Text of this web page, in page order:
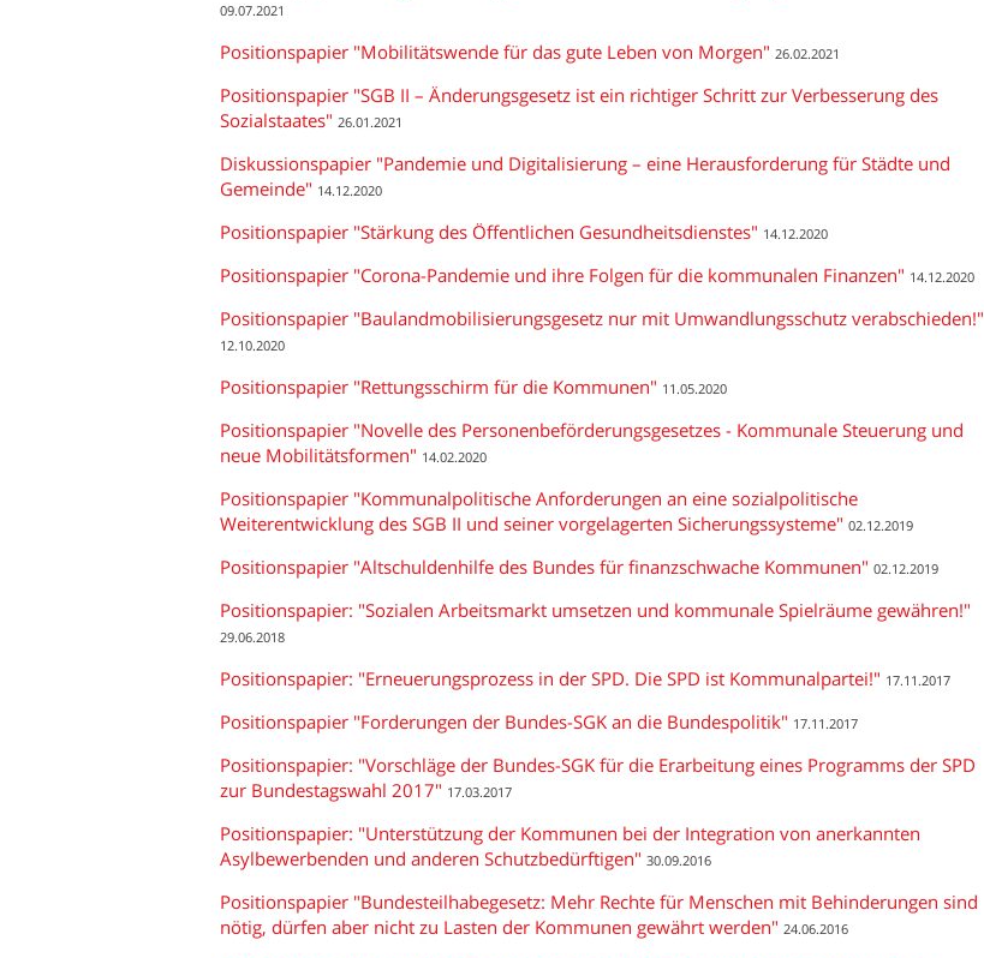
09.07.2021
Positionspapier "Mobilitätswende für das gute Leben von Morgen" 26.02.2021
Positionspapier "SGB II – Änderungsgesetz ist ein richtiger Schritt zur Verbesserung des
Sozialstaates" 26.01.2021
Diskussionspapier "Pandemie und Digitalisierung – eine Herausforderung für Städte und
Gemeinde" 14.12.2020
Positionspapier "Stärkung des Öffentlichen Gesundheitsdienstes" 14.12.2020
Positionspapier "Corona-Pandemie und ihre Folgen für die kommunalen Finanzen" 14.12.2020
Positionspapier "Baulandmobilisierungsgesetz nur mit Umwandlungsschutz verabschieden!"
12.10.2020
Positionspapier "Rettungsschirm für die Kommunen" 11.05.2020
Positionspapier "Novelle des Personenbeförderungsgesetzes - Kommunale Steuerung und
neue Mobilitätsformen" 14.02.2020
Positionspapier "Kommunalpolitische Anforderungen an eine sozialpolitische
Weiterentwicklung des SGB II und seiner vorgelagerten Sicherungssysteme" 02.12.2019
Positionspapier "Altschuldenhilfe des Bundes für finanzschwache Kommunen" 02.12.2019
Positionspapier: "Sozialen Arbeitsmarkt umsetzen und kommunale Spielräume gewähren!"
29.06.2018
Positionspapier: "Erneuerungsprozess in der SPD. Die SPD ist Kommunalpartei!" 17.11.2017
Positionspapier "Forderungen der Bundes-SGK an die Bundespolitik" 17.11.2017
Positionspapier: "Vorschläge der Bundes-SGK für die Erarbeitung eines Programms der SPD
zur Bundestagswahl 2017" 17.03.2017
Positionspapier: "Unterstützung der Kommunen bei der Integration von anerkannten
Asylbewerbenden und anderen Schutzbedürftigen" 30.09.2016
Positionspapier "Bundesteilhabegesetz: Mehr Rechte für Menschen mit Behinderungen sind
nötig, dürfen aber nicht zu Lasten der Kommunen gewährt werden" 24.06.2016